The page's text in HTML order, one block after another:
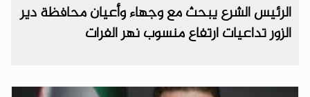
الرئيس الشرع يبحث مع وجهاء وأعيان محافظة دير
الزور تداعيات ارتفاع منسوب نهر الفرات ‏